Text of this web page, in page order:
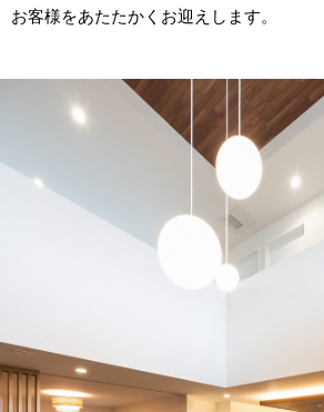
お客様をあたたかくお迎えします。